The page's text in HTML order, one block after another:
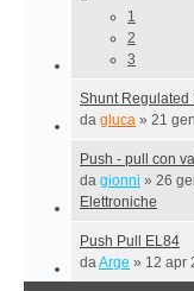
1
2
3
Shunt Regulated
da gluca » 21
Push - pull con
da gionni » 26
Elettroniche
Push Pull EL84
daArge » 12 apr